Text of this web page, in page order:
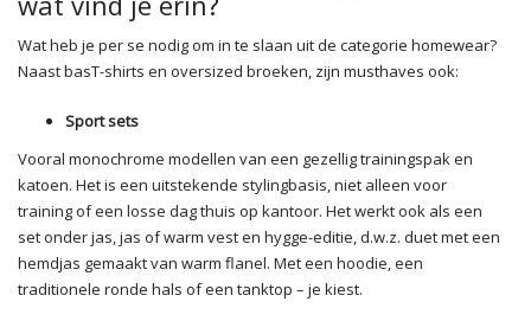
Wat heb je per se nodig om in te slaan uit de categorie homewear?
Naast basT-shirts en oversized broeken, zijn musthaves ook:
Sport sets
Vooral monochrome modellen van een gezellig trainingspak en
katoen. Het is een uitstekende stylingbasis, niet alleen voor
training of een losse dag thuis op kantoor. Het werkt ook als een
set onder jas, jas of warm vest en hygge-editie, d.w.z. duet met een
hemdjas gemaakt van warm flanel. Met een hoodie, een
traditionele ronde hals of een tanktop – je kiest.